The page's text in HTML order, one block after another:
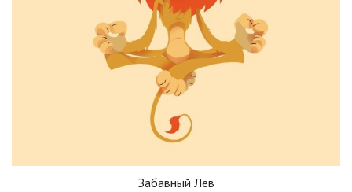
Забавный Лев